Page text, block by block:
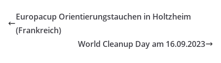
Europacup Orientierungstauchen in Holtzheim
(Frankreich)
World Cleanup Day am 16.09.2023